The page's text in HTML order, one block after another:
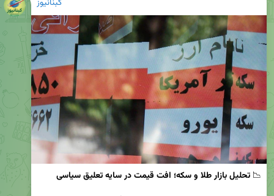
کبنانیوز
📉 تحلیل بازار طلا و سکه؛ افت قیمت در سایه تعلیق سیاسی